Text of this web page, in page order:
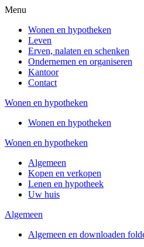
Menu
Wonen en hypotheken
Leven
Erven, nalaten en schenken
Ondernemen en organiseren
Kantoor
Contact
Wonen en hypotheken
Wonen en hypotheken
Wonen en hypotheken
Algemeen
Kopen en verkopen
Lenen en hypotheek
Uw huis
Algemeen
Algemeen en downloaden